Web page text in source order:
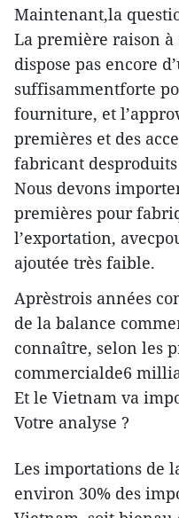
Maintenant,la
La première raison à
dispose pas encore
suffisammentforte
fourniture, et
premières et des
fabricant
Nous devons
premières pour
l’exportation,
ajoutée très faible.
Aprèstrois années
de la balance
connaître, selon les
commercialde6
Et le Vietnam va
Votre analyse ?
Les importations de
environ 30% des